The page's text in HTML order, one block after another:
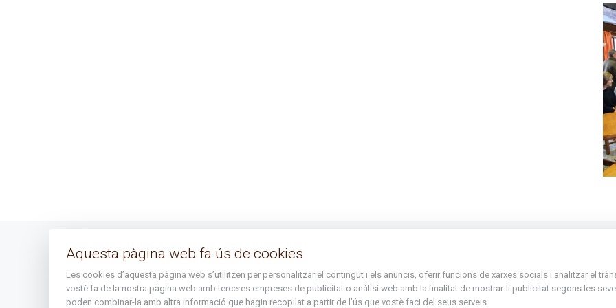
Avís legal
Mapa del lloc atenciociutadana@ordino.ad
Aquesta pàgina web fa ús de cookies
Les cookies d’aquesta pàgina web s’utilitzen per personalitzar el contingut i els anuncis, oferir funcions de xarxes socials i analitzar el
vostè fa de la nostra pàgina web amb terceres empreses de publicitat o anàlisi web amb la finalitat de mostrar-li publicitat segons les
poden combinar-la amb altra informació que hagin recopilat a partir de l’ús que vostè faci del seus serveis.